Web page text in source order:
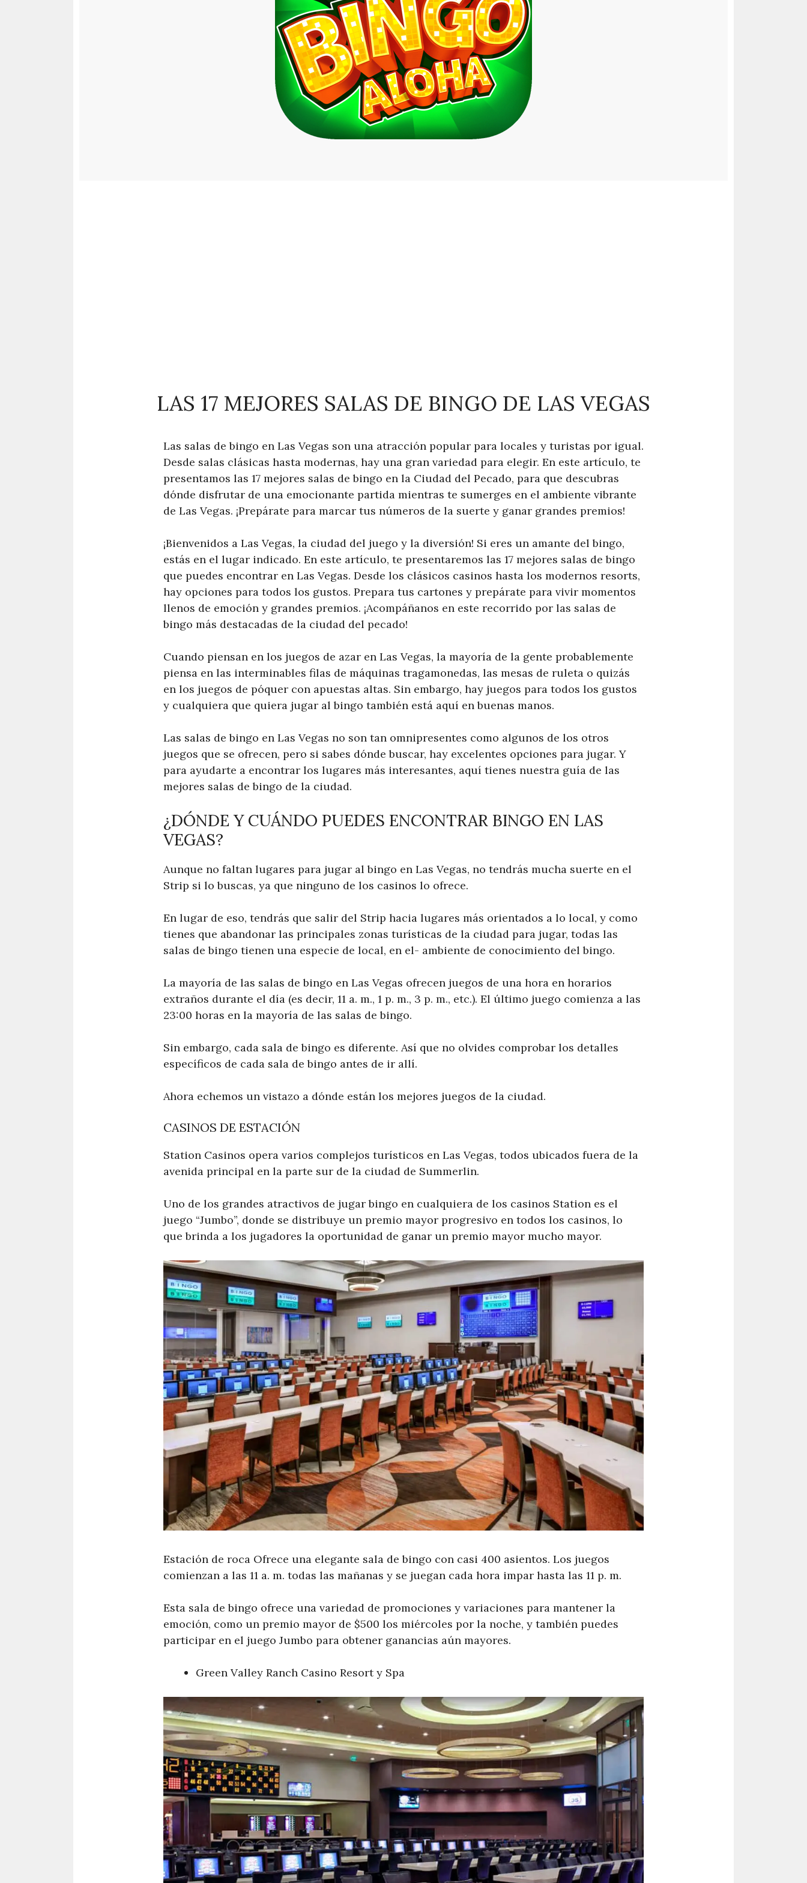
LAS 17 MEJORES SALAS DE BINGO DE LAS VEGAS
Las salas de bingo en Las Vegas son una atracción popular para locales y turistas por igual.
Desde salas clásicas hasta modernas, hay una gran variedad para elegir. En este artículo, te
presentamos las 17 mejores salas de bingo en la Ciudad del Pecado, para que descubras
dónde disfrutar de una emocionante partida mientras te sumerges en el ambiente vibrante
de Las Vegas. ¡Prepárate para marcar tus números de la suerte y ganar grandes premios!
¡Bienvenidos a Las Vegas, la ciudad del juego y la diversión! Si eres un amante del bingo,
estás en el lugar indicado. En este artículo, te presentaremos las 17 mejores salas de bingo
que puedes encontrar en Las Vegas. Desde los clásicos casinos hasta los modernos resorts,
hay opciones para todos los gustos. Prepara tus cartones y prepárate para vivir momentos
llenos de emoción y grandes premios. ¡Acompáñanos en este recorrido por las salas de
bingo más destacadas de la ciudad del pecado!
Cuando piensan en los juegos de azar en Las Vegas, la mayoría de la gente probablemente
piensa en las interminables filas de máquinas tragamonedas, las mesas de ruleta o quizás
en los juegos de póquer con apuestas altas. Sin embargo, hay juegos para todos los gustos
y cualquiera que quiera jugar al bingo también está aquí en buenas manos.
Las salas de bingo en Las Vegas no son tan omnipresentes como algunos de los otros
juegos que se ofrecen, pero si sabes dónde buscar, hay excelentes opciones para jugar. Y
para ayudarte a encontrar los lugares más interesantes, aquí tienes nuestra guía de las
mejores salas de bingo de la ciudad.
¿DÓNDE Y CUÁNDO PUEDES ENCONTRAR BINGO EN LAS
VEGAS?
Aunque no faltan lugares para jugar al bingo en Las Vegas, no tendrás mucha suerte en el
Strip si lo buscas, ya que ninguno de los casinos lo ofrece.
En lugar de eso, tendrás que salir del Strip hacia lugares más orientados a lo local, y como
tienes que abandonar las principales zonas turísticas de la ciudad para jugar, todas las
salas de bingo tienen una especie de local, en el- ambiente de conocimiento del bingo.
La mayoría de las salas de bingo en Las Vegas ofrecen juegos de una hora en horarios
extraños durante el día (es decir, 11 a. m., 1 p. m., 3 p. m., etc.). El último juego comienza a las
23:00 horas en la mayoría de las salas de bingo.
Sin embargo, cada sala de bingo es diferente. Así que no olvides comprobar los detalles
específicos de cada sala de bingo antes de ir allí.
Ahora echemos un vistazo a dónde están los mejores juegos de la ciudad.
CASINOS DE ESTACIÓN
Station Casinos opera varios complejos turísticos en Las Vegas, todos ubicados fuera de la
avenida principal en la parte sur de la ciudad de Summerlin.
Uno de los grandes atractivos de jugar bingo en cualquiera de los casinos Station es el
juego “Jumbo”, donde se distribuye un premio mayor progresivo en todos los casinos, lo
que brinda a los jugadores la oportunidad de ganar un premio mayor mucho mayor.
Estación de roca Ofrece una elegante sala de bingo con casi 400 asientos. Los juegos
comienzan a las 11 a. m. todas las mañanas y se juegan cada hora impar hasta las 11 p. m.
Esta sala de bingo ofrece una variedad de promociones y variaciones para mantener la
emoción, como un premio mayor de $500 los miércoles por la noche, y también puedes
participar en el juego Jumbo para obtener ganancias aún mayores.
Green Valley Ranch Casino Resort y Spa